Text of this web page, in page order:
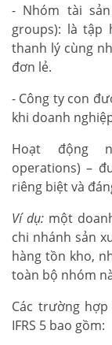
- Nhóm tài
groups): là tập
thanh lý cùng
đơn lẻ.
- Công ty con
khi doanh
Hoạt động
operations) –
riêng biệt và
Ví dụ:một
chi nhánh sản
hàng tồn kho,
toàn bộ nhóm
Các trường
IFRS 5 bao gồm: